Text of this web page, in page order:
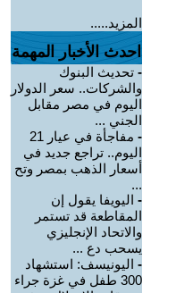
المزيد.....
احدث الأخبار المهمة
- تحديث البنوك
والشركات.. سعر الدولار
اليوم في مصر مقابل
الجني ...
-
مفاجأة في عيار 21
اليوم.. تراجع جديد في
أسعار الذهب بمصر وتح
...
- اليويفا يقول إن
المقاطعة قد تستمر
والاتحاد الإنجليزي
يسحب دع ...
- اليونيسف: استشهاد
300 طفل في غزة جراء